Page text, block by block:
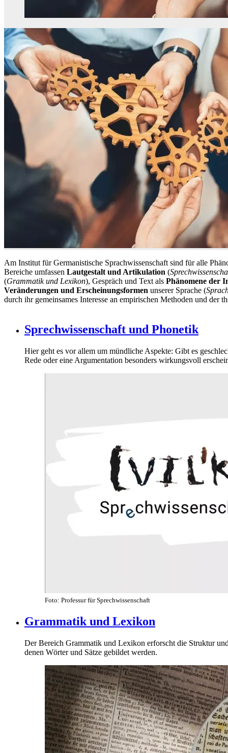
Am Institut für Germanistische Sprachwissenschaft sind für alle
Bereiche umfassen Lautgestalt und Artikulation (
(Grammatik und Lexikon), Gespräch und Text als Phänomene der
Veränderungen und Erscheinungsformen unserer Sprache (
durch ihr gemeinsames Interesse an empirischen Methoden und der
Sprechwissenschaft und Phonetik
Hier geht es vor allem um mündliche Aspekte: Gibt es
Rede oder eine Argumentation besonders wirkungsvoll
Foto: Professur für Sprechwissenschaft
Grammatik und Lexikon
Der Bereich Grammatik und Lexikon erforscht die Struktur
denen Wörter und Sätze gebildet werden.